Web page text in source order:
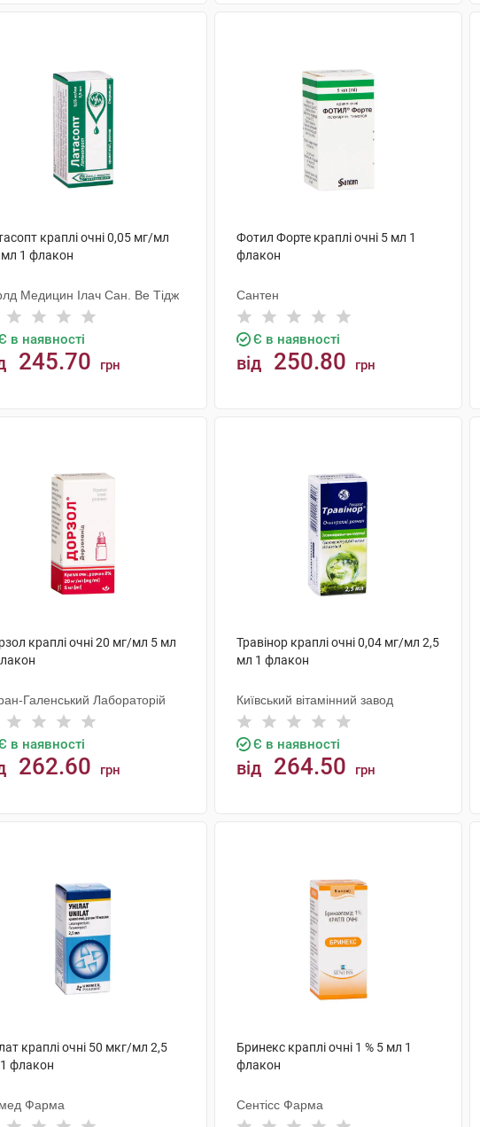
краплі очні 0,05 мг/мл
1 флакон
Медицин Ілач Сан. Ве Тідж
в наявності
245.70 грн
Фотил Форте краплі очні 5 мл 1
флакон
Сантен
Є в наявності
від 250.80 грн
краплі очні 20 мг/мл 5 мл
Галенський Лабораторій
в наявності
262.60 грн
Травінор краплі очні 0,04 мг/мл 2,5
мл 1 флакон
Київський вітамінний завод
Є в наявності
від 264.50 грн
краплі очні 50 мкг/мл 2,5
флакон
Фарма
Бринекс краплі очні 1 % 5 мл 1
флакон
Сентісс Фарма